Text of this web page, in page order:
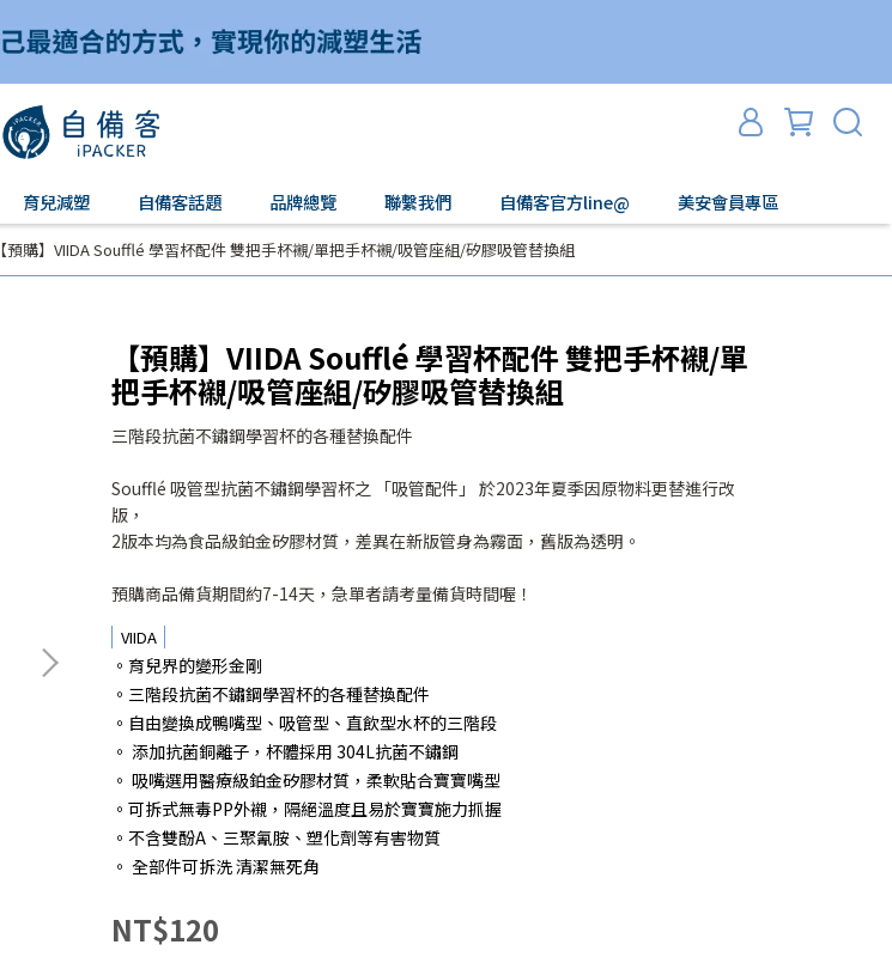
育兒減塑 自備客話題 品牌總覽 聯繫我們 自備客官方line@ 美安會員專區
【預購】VIIDA Soufflé 學習杯配件 雙把手杯襯/單把手杯襯/吸管座組/矽膠吸管替換組
【預購】VIIDA Soufflé 學習杯配件 雙把手杯襯/單
把手杯襯/吸管座組/矽膠吸管替換組
三階段抗菌不鏽鋼學習杯的各種替換配件
Soufflé 吸管型抗菌不鏽鋼學習杯之 「吸管配件」 於2023年夏季因原物料更替進行改
版，
2版本均為食品級鉑金矽膠材質，差異在新版管身為霧面，舊版為透明。
預購商品備貨期間約7-14天，急單者請考量備貨時間喔！
VIIDA
。育兒界的變形金剛
。三階段抗菌不鏽鋼學習杯的各種替換配件
。自由變換成鴨嘴型、吸管型、直飲型水杯的三階段
。 添加抗菌銅離子，杯體採用 304L抗菌不鏽鋼
。 吸嘴選用醫療級鉑金矽膠材質，柔軟貼合寶寶嘴型
。可拆式無毒PP外襯，隔絕溫度且易於寶寶施力抓握
。不含雙酚A、三聚氰胺、塑化劑等有害物質
。 全部件可拆洗 清潔無死角
NT$120